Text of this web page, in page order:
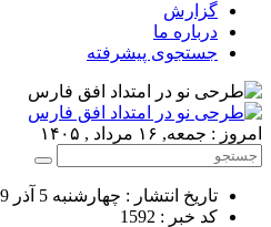
گزارش
درباره ما
جستجوی پیشرفته
امروز : جمعه, ۱۶ مرداد , ۱۴۰۵
تاریخ انتشار : چهارشنبه 5 آذر 1399 - 2:59
کد خبر : 1592